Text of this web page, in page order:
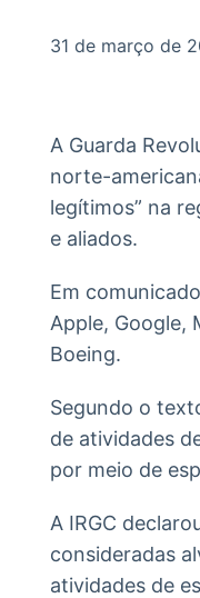
Plataforma para
negociação de
APIs para
integração
Broadcast
Radar
Monitoramento
inteligente de
Fundos
A melhor
plataforma
no Brasil
31 de março de
A Guarda
norte-
legítimos” na
e aliados.
Em
Apple, Google,
Boeing.
Segundo o
de atividades
por meio de
A IRGC
consideradas
atividades de